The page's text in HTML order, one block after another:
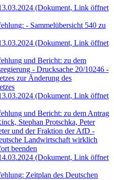
(Dokument, Link öffnet
- Sammelübersicht 540 zu
(Dokument, Link öffnet
und Bericht: zu dem
- Drucksache 20/10246 -
zur Änderung des
(Dokument, Link öffnet
und Bericht: zu dem Antrag
Stephan Protschka, Peter
und der Fraktion der AfD -
Landwirtschaft wirklich
beenden
(Dokument, Link öffnet
Zeitplan des Deutschen